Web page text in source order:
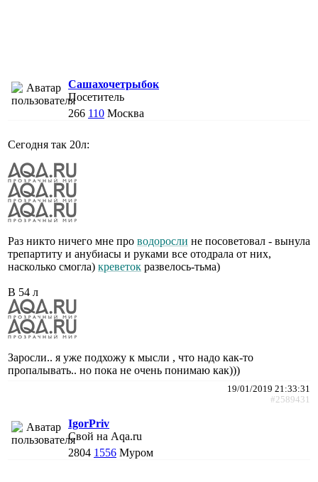
Сашахочетрыбок
Посетитель
266 110 Москва
Сегодня так 20л:
Раз никто ничего мне про водоросли не посоветовал - вынула
трепартиту и анубиасы и руками все отодрала от них,
насколько смогла) креветок развелось-тьма)
В 54 л
Заросли.. я уже подхожу к мысли , что надо как-то
пропалывать.. но пока не очень понимаю как)))
19/01/2019 21:33:31
#2589431
IgorPriv
Свой на Aqa.ru
2804 1556 Муром